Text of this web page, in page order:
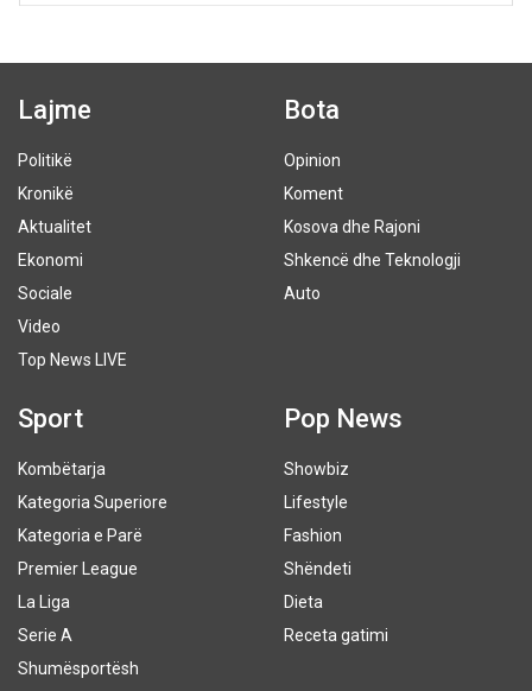
Lajme
Politikë
Kronikë
Aktualitet
Ekonomi
Sociale
Video
Top News LIVE
Bota
Opinion
Koment
Kosova dhe Rajoni
Shkencë dhe Teknologji
Auto
Sport
Kombëtarja
Kategoria Superiore
Kategoria e Parë
Premier League
La Liga
Serie A
Shumësportësh
Pop News
Showbiz
Lifestyle
Fashion
Shëndeti
Dieta
Receta gatimi